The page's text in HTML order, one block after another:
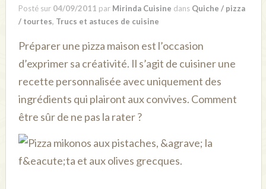
Posté sur 04/09/2011 par Mirinda Cuisine dans Quiche / pizza
/ tourtes, Trucs et astuces de cuisine
Préparer une pizza maison est l’occasion
d’exprimer sa créativité. Il s’agit de cuisiner une
recette personnalisée avec uniquement des
ingrédients qui plairont aux convives. Comment
être sûr de ne pas la rater ?